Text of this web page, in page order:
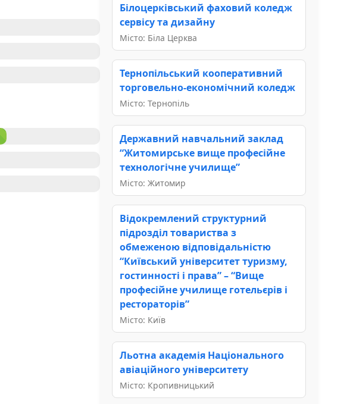
Білоцерківський фаховий коледж
сервісу та дизайну
Місто: Біла Церква
Тернопільський кооперативний
торговельно-економічний коледж
Місто: Тернопіль
Державний навчальний заклад
“Житомирське вище професійне
технологічне училище”
Місто: Житомир
Відокремлений структурний
підрозділ товариства з
обмеженою відповідальністю
“Київський університет туризму,
гостинності і права” – “Вище
професійне училище готельєрів і
рестораторів”
Місто: Київ
Льотна академія Національного
авіаційного університету
Місто: Кропивницький